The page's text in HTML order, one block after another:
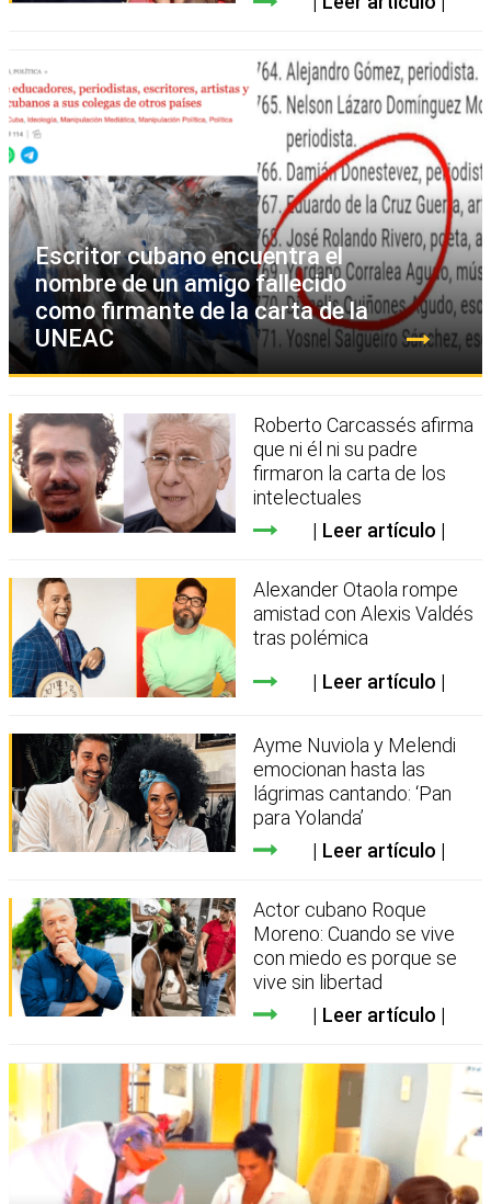
Escritor cubano encuentra el
nombre de un amigo fallecido
como firmante de la carta de la
UNEAC
Roberto Carcassés afirma
que ni él ni su padre
firmaron la carta de los
intelectuales
Leer artículo
Alexander Otaola rompe
amistad con Alexis Valdés
tras polémica
Leer artículo
Ayme Nuviola y Melendi
emocionan hasta las
lágrimas cantando: ‘Pan
para Yolanda’
Leer artículo
Actor cubano Roque
Moreno: Cuando se vive
con miedo es porque se
vive sin libertad
Leer artículo